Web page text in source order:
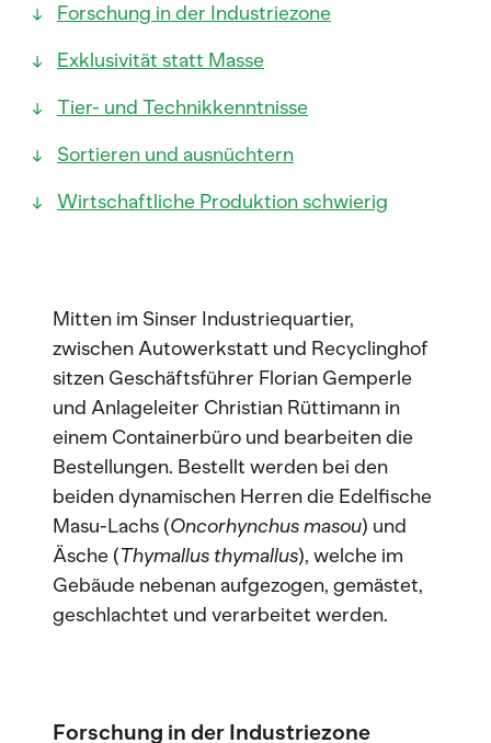
Forschung in der Industriezone
Exklusivität statt Masse
Tier- und Technikkenntnisse
Sortieren und ausnüchtern
Wirtschaftliche Produktion schwierig
Mitten im Sinser Industriequartier,
zwischen Autowerkstatt und Recyclinghof
sitzen Geschäftsführer Florian Gemperle
und Anlageleiter Christian Rüttimann in
einem Containerbüro und bearbeiten die
Bestellungen. Bestellt werden bei den
beiden dynamischen Herren die Edelfische
Masu-Lachs (Oncorhynchus masou) und
Äsche (Thymallus thymallus), welche im
Gebäude nebenan aufgezogen, gemästet,
geschlachtet und verarbeitet werden.
Forschung in der Industriezone